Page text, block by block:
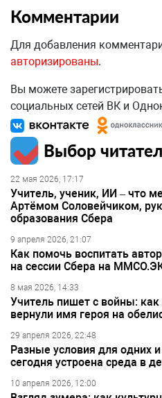
Комментарии
Для добавления
авторизированы.
Вы можете
социальных сетей ВК и
Выбор
22 мая 2026, 17:17
Учитель, ученик, ИИ – что
Артёмом Соловейчиком,
образования Сбера
9 апреля 2026, 21:07
Как помочь воспитать
на сессии Сбера на
8 мая 2026, 14:33
Учитель пишет с войны:
вернули имя героя на
29 апреля 2026, 22:48
Разные условия для одних
сегодня устроена среда в
10 апреля 2026, 12:00